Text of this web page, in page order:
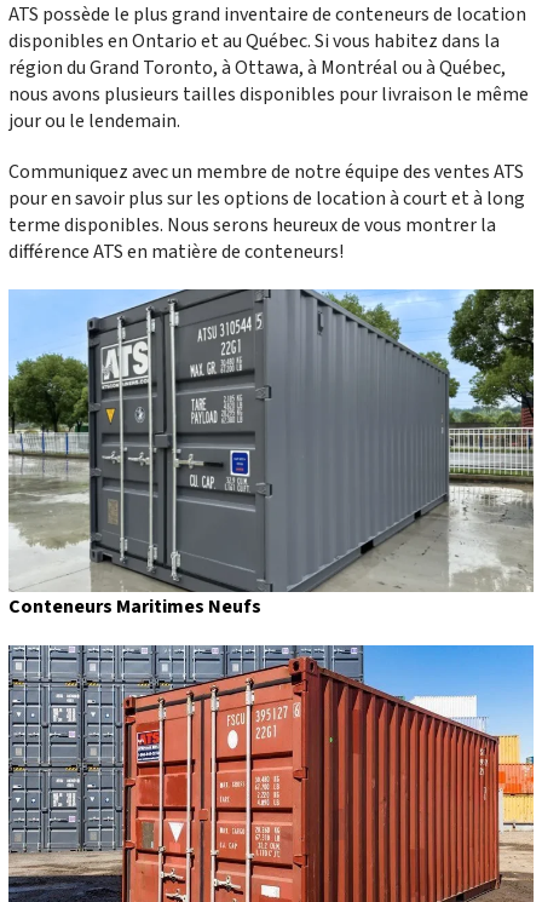
ATS possède le plus grand inventaire de conteneurs de location
disponibles en Ontario et au Québec. Si vous habitez dans la
région du Grand Toronto, à Ottawa, à Montréal ou à Québec,
nous avons plusieurs tailles disponibles pour livraison le même
jour ou le lendemain.
Communiquez avec un membre de notre équipe des ventes ATS
pour en savoir plus sur les options de location à court et à long
terme disponibles. Nous serons heureux de vous montrer la
différence ATS en matière de conteneurs!
Conteneurs Maritimes Neufs